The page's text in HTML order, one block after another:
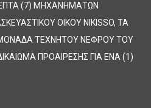
ΕΠΤΑ (7) ΜΗΧΑΝΗΜΑΤΩΝ
ΟΙΚΟΥ NIKISSO, ΤΑ
ΤΕΧΝΗΤΟΥ ΝΕΦΡΟΥ ΤΟΥ
ΠΡΟΑΙΡΕΣΗΣ ΓΙΑ ΕΝΑ (1)